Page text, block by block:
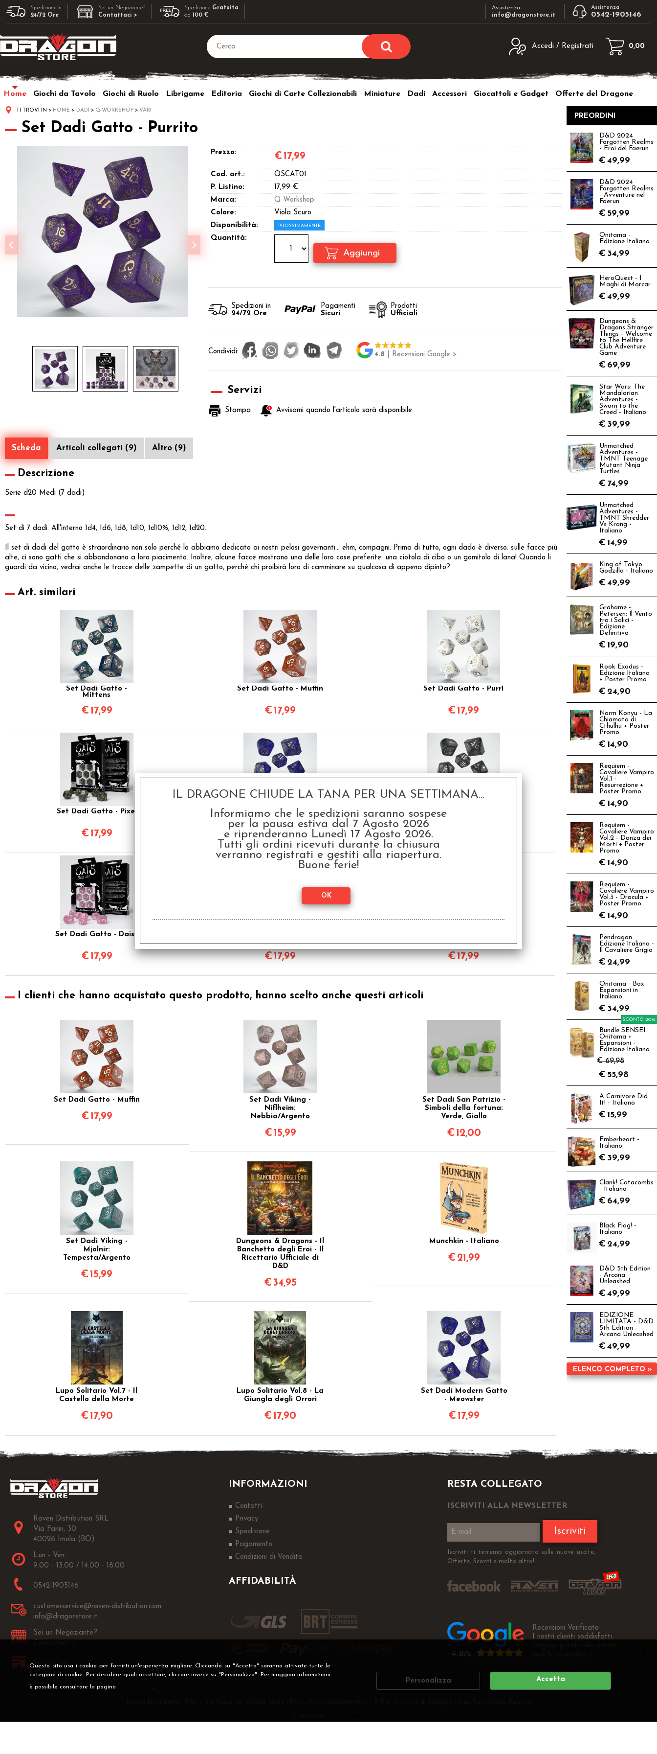
Questo sito usa i cookie per fornirti un'esperienza migliore. Cliccando su "Accetta" saranno attivate tutte le
categorie di cookie. Per decidere quali accettare, cliccare invece su "Personalizza". Per maggiori informazioni
è possibile consultare la pagina .
Personalizza Accetta
Spedizioni in
24/72 Ore
Sei un Negoziante?
Contattaci >
Spedizione Gratuita
da100 €
Assistenza
info@dragonstore.it
Assistenza
0542-1905146
Accedi / Registrati
utente e la password e poi clicca sul
Password:
sito clicca sul pulsante "Registrati"
0,00
Home Giochi da Tavolo Giochi di Ruolo Librigame Editoria Giochi di Carte Collezionabili Miniature Dadi Accessori Giocattoli e Gadget Offerte del Dragone
TI TROVI IN HOME DADI Q-WORKSHOP VARI
Set Dadi Gatto - Purrito
Prezzo: € 17,99
Cod. art.:
QSCAT01
P. Listino:
17,99 €
Marca:
Q-Workshop
Colore:
Viola Scuro
Disponibilità:
PROSSIMAMENTE
Quantità:
Spedizioni in
24/72 Ore
Pagamenti
Sicuri
Prodotti
Ufficiali
Condividi: 4.8 | Recensioni Google >
Servizi
Stampa Avvisami quando l'articolo sarà disponibile
Scheda Articoli collegati (9) Altro (9)
Descrizione
Serie d20 Medi (7 dadi)
Set di 7 dadi. All'interno 1d4, 1d6, 1d8, 1d10, 1d10%, 1d12, 1d20.
Il set di dadi del gatto è straordinario non solo perché lo abbiamo dedicato ai nostri pelosi governanti... ehm, compagni. Prima di tutto, ogni dado è diverso: sulle facce più
alte, ci sono gatti che si abbandonano a loro piacimento. Inoltre, alcune facce mostrano una delle loro cose preferite: una ciotola di cibo o un gomitolo di lana! Quando li
guardi da vicino, vedrai anche le tracce delle zampette di un gatto, perché chi proibirà loro di camminare su qualcosa di appena dipinto?
Art. similari
Set Dadi Gatto -
Mittens
€ 17,99
Set Dadi Gatto - Muffin
€ 17,99
Set Dadi Gatto - Purrl
€ 17,99
Set Dadi Gatto - Pixel
€ 17,99
Set Dadi Modern Gatto
- Meowster
€17,99
Set Dadi Modern Gatto
Set Dadi Gatto - Daisy
€ 17,99 €17,99 €17,99
I clienti che hanno acquistato questo prodotto, hanno scelto anche questi articoli
Set Dadi Gatto - Muffin
€ 17,99
Set Dadi Viking -
Niflheim:
Nebbia/Argento
€ 15,99
Set Dadi San Patrizio -
Simboli della fortuna:
Verde, Giallo
€ 12,00
Set Dadi Viking -
Mjolnir:
Tempesta/Argento
€ 15,99
Dungeons & Dragons - Il
Banchetto degli Eroi - Il
Ricettario Ufficiale di
D&D
€34,95
Munchkin - Italiano
€ 21,99
Lupo Solitario Vol.7 - Il
Castello della Morte
€ 17,90
Lupo Solitario Vol.8 - La
Giungla degli Orrori
€ 17,90
Set Dadi Modern Gatto
- Meowster
€ 17,99
PREORDINI
D&D 2024
Forgotten Realms
- Eroi del Faerun
€ 49,99
D&D 2024
Forgotten Realms
- Avventure nel
Faerun
€ 59,99
Onitama -
Edizione Italiana
€ 34,99
HeroQuest - I
Maghi di Morcar
€ 49,99
Dungeons &
Dragons Stranger
Things - Welcome
to The Hellfire
Club Adventure
Game
€ 69,99
Star Wars: The
Mandalorian
Adventures -
Sworn to the
Creed - Italiano
€ 39,99
Unmatched
Adventures -
TMNT Teenage
Mutant Ninja
Turtles
€ 74,99
Unmatched
Adventures -
TMNT Shredder
Vs Krang -
Italiano
€ 14,99
King of Tokyo
Godzilla - Italiano
€ 49,99
Grahame -
Petersen: Il Vento
tra i Salici -
Edizione
Definitiva
€ 19,90
Rook Exodus -
Edizione Italiana
+ Poster Promo
€ 24,90
Norm Konyu - La
Chiamata di
Cthulhu + Poster
Promo
€ 14,90
Requiem -
Cavaliere Vampiro
Vol.1 -
Resurrezione +
Poster Promo
€ 14,90
Requiem -
Cavaliere Vampiro
Vol.2 - Danza dei
Morti + Poster
Promo
€ 14,90
Requiem -
Cavaliere Vampiro
Vol.3 - Dracula +
Poster Promo
€ 14,90
Pendragon
Edizione Italiana -
Il Cavaliere Grigio
€ 24,99
Onitama - Box
Espansioni in
Italiano
€ 34,99
Bundle SENSEI
Onitama +
Espansioni -
Edizione Italiana
€ 69,98
SCONTO 20%
€ 55,98
A Carnivore Did
It! - Italiano
€ 15,99
Emberheart -
Italiano
€ 39,99
Clank! Catacombs
- Italiano
€ 64,99
Black Flag! -
Italiano
€ 24,99
D&D 5th Edition
- Arcana
Unleashed
€ 49,99
EDIZIONE
LIMITATA - D&D
5th Edition -
Arcana Unleashed
€ 49,99
ELENCO COMPLETO »
Raven Distribution SRL
Via Fanin, 30
40026 Imola (BO)
Lun - Ven:
9.00 - 13.00 / 14.00 - 18.00
0542-1905146
customerservice@raven-distribution.com
info@dragonstore.it
Sei un Negoziante?
Franchising
INFORMAZIONI
Contatti
Privacy
Spedizione
Pagamento
Condizioni di Vendita
AFFIDABILITÀ
RESTA COLLEGATO
ISCRIVITI ALLA NEWSLETTER
Iscriviti
Iscriviti ti terremo aggiornato sulle nuove uscite,
Offerte, Sconti e molto altro!
Recensioni Verificate
I nostri clienti soddisfatti
IL DRAGONE CHIUDE LA TANA PER UNA SETTIMANA...
Informiamo che le spedizioni saranno sospese
per la pausa estiva dal 7 Agosto 2026
e riprenderanno Lunedì 17 Agosto 2026.
Tutti gli ordini ricevuti durante la chiusura
verranno registrati e gestiti alla riapertura.
Buone ferie!